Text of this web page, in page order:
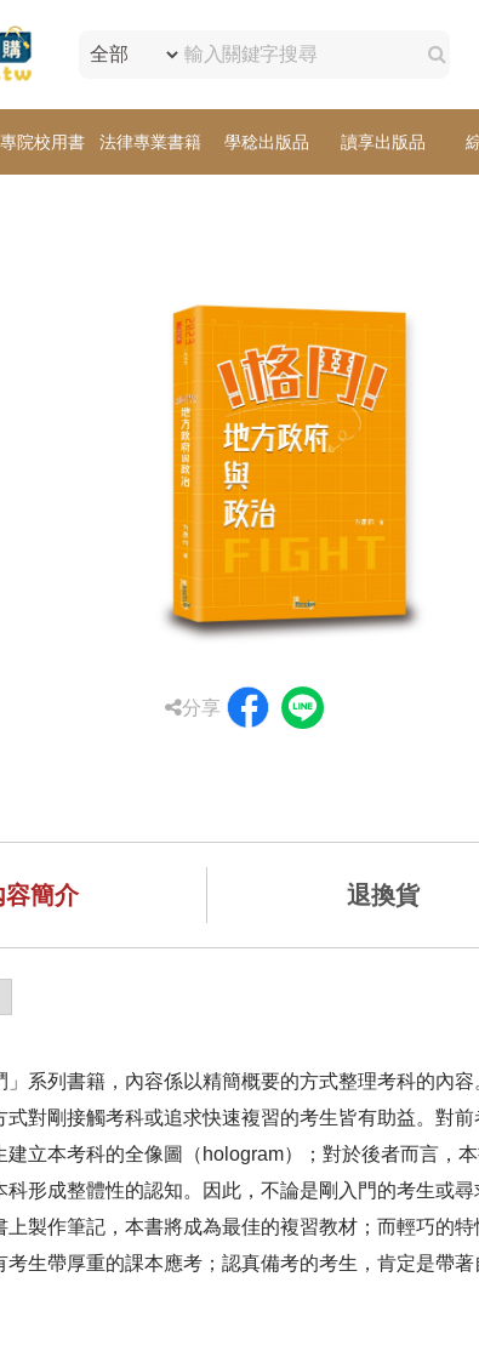
院校用書 法律專業書籍 學稔出版品 讀享出版品
分享
容簡介 退換貨
列書籍，內容係以精簡概要的方式整理考科的內容
剛接觸考科或追求快速複習的考生皆有助益。對前
建立本考科的全像圖（hologram）；對於後者而言，
科形成整體性的認知。因此，不論是剛入門的考生或
作筆記，本書將成為最佳的複習教材；而輕巧的特
考生帶厚重的課本應考；認真備考的考生，肯定是帶著